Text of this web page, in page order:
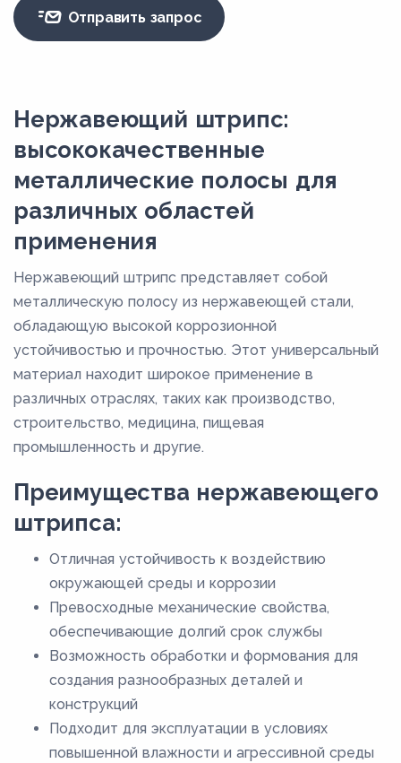
Отправить запрос
Нержавеющий штрипс:
высококачественные
металлические полосы для
различных областей
применения
Нержавеющий штрипс представляет собой
металлическую полосу из нержавеющей стали,
обладающую высокой коррозионной
устойчивостью и прочностью. Этот универсальный
материал находит широкое применение в
различных отраслях, таких как производство,
строительство, медицина, пищевая
промышленность и другие.
Преимущества нержавеющего
штрипса:
Отличная устойчивость к воздействию
окружающей среды и коррозии
Превосходные механические свойства,
обеспечивающие долгий срок службы
Возможность обработки и формования для
создания разнообразных деталей и
конструкций
Подходит для эксплуатации в условиях
повышенной влажности и агрессивной среды